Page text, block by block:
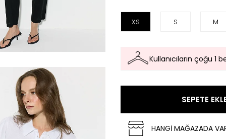
XS S M
Kullanıcıların çoğu 1
SEPETE
HANGİ MAĞAZADA